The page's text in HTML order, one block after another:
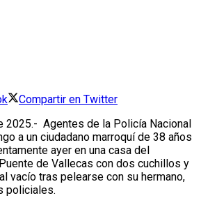
Compartir en Twitter
2025.- Agentes de la Policía Nacional
a un ciudadano marroquí de 38 años
ayer en una casa del
de Vallecas con dos cuchillos y
vacío tras pelearse con su hermano,
policiales.